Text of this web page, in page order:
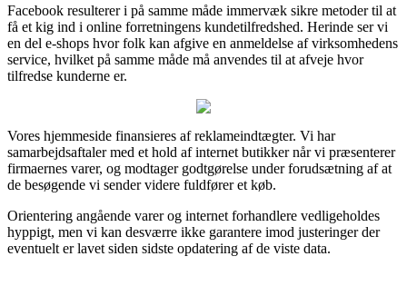
Facebook resulterer i på samme måde immervæk sikre metoder til at
få et kig ind i online forretningens kundetilfredshed. Herinde ser vi
en del e-shops hvor folk kan afgive en anmeldelse af virksomhedens
service, hvilket på samme måde må anvendes til at afveje hvor
tilfredse kunderne er.
Vores hjemmeside finansieres af reklameindtægter. Vi har
samarbejdsaftaler med et hold af internet butikker når vi præsenterer
firmaernes varer, og modtager godtgørelse under forudsætning af at
de besøgende vi sender videre fuldfører et køb.
Orientering angående varer og internet forhandlere vedligeholdes
hyppigt, men vi kan desværre ikke garantere imod justeringer der
eventuelt er lavet siden sidste opdatering af de viste data.